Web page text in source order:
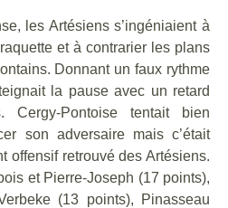
les Artésiens s’ingéniaient à
et à contrarier les plans
Donnant un faux rythme
la pause avec un retard
Pontoise tentait bien
son adversaire mais c’était
offensif retrouvé des Artésiens.
et Pierre-Joseph (17 points),
(13 points), Pinasseau